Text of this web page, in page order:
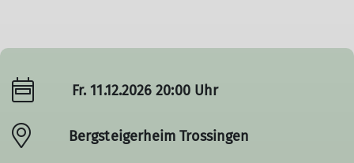
Fr. 11.12.2026 20:00 Uhr
Bergsteigerheim Trossingen